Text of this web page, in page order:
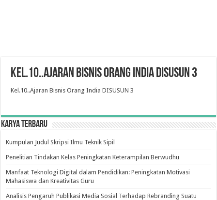
Kel.10..Ajaran Bisnis Orang India DISUSUN 3
Kel.10..Ajaran Bisnis Orang India DISUSUN 3
Karya Terbaru
Kumpulan Judul Skripsi Ilmu Teknik Sipil
Penelitian Tindakan Kelas Peningkatan Keterampilan Berwudhu
Manfaat Teknologi Digital dalam Pendidikan: Peningkatan Motivasi
Mahasiswa dan Kreativitas Guru
Analisis Pengaruh Publikasi Media Sosial Terhadap Rebranding Suatu